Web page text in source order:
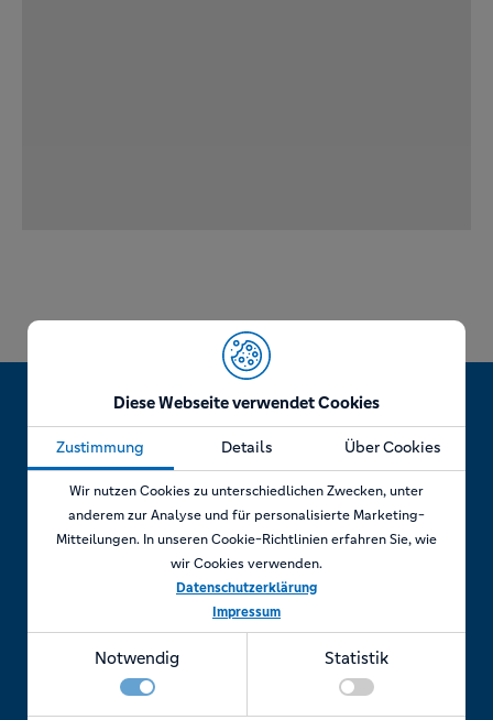
Diese Webseite verwendet Cookies
Zustimmung Details Über Cookies
Wir nutzen Cookies zu unterschiedlichen Zwecken, unter
anderem zur Analyse und für personalisierte Marketing-
Mitteilungen. In unseren Cookie-Richtlinien erfahren Sie, wie
wir Cookies verwenden.
Datenschutzerklärung
Impressum
Notwendig Statistik
Jetzt Termin vereinbaren!
Telefonisch
+49 7841 69 11880